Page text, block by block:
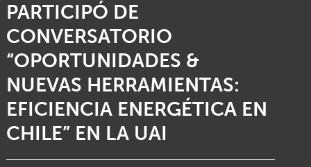
PARTICIPÓ DE
CONVERSATORIO
“OPORTUNIDADES &
NUEVAS HERRAMIENTAS:
EFICIENCIA ENERGÉTICA EN
CHILE” EN LA UAI